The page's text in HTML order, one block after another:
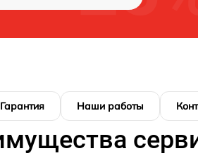
Гарантия Наши работы